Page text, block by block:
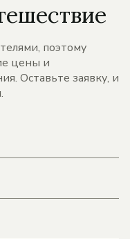
поэтому
цены и
Оставьте заявку, и